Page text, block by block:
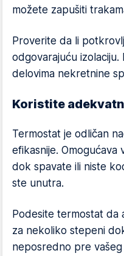
možete zapušiti
Proverite da li
odgovarajuću izolaciju.
delovima nekretnine
Koristite
Termostat je odličan
efikasnije.
dok spavate ili niste
ste unutra.
Podesite termostat da
za nekoliko stepeni
neposredno pre